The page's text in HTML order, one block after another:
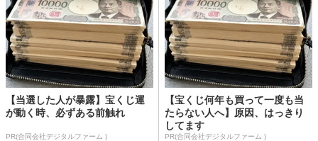
【当選した人が暴露】宝くじ運
が動く時、必ずある前触れ
PR(合同会社デジタルファーム )
【宝くじ何年も買って一度も当
たらない人へ】原因、はっきり
してます
PR(合同会社デジタルファーム )